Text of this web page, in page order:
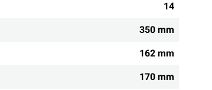
14
350 mm
162 mm
170 mm